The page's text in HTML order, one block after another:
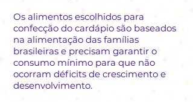
Os alimentos escolhidos para
confecção do cardápio são baseados
na alimentação das famílias
brasileiras e precisam garantir o
consumo mínimo para que não
ocorram déficits de crescimento e
desenvolvimento.